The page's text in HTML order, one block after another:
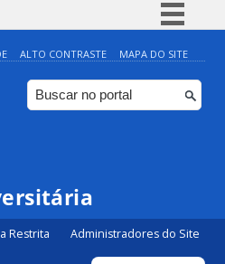
Simplifique!
Comunica BR
Participe
Canais
ALTO CONTRASTE MAPA DO SITE
Restrita Administradores do Site